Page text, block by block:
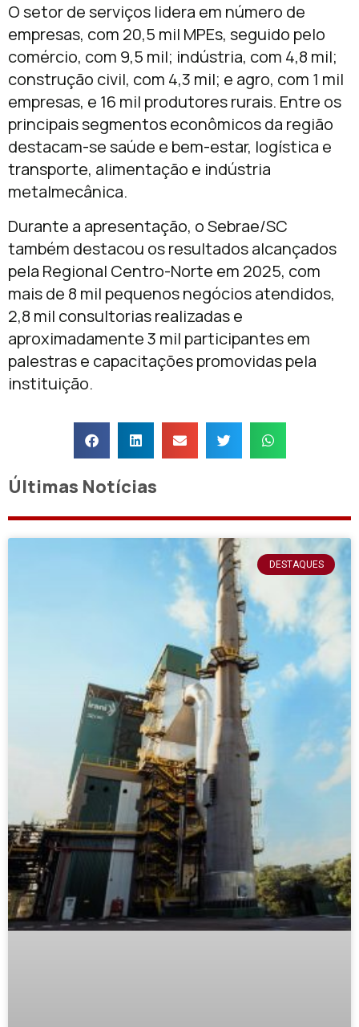
O setor de serviços lidera em número de
empresas, com 20,5 mil MPEs, seguido pelo
comércio, com 9,5 mil; indústria, com 4,8 mil;
construção civil, com 4,3 mil; e agro, com 1 mil
empresas, e 16 mil produtores rurais. Entre os
principais segmentos econômicos da região
destacam-se saúde e bem-estar, logística e
transporte, alimentação e indústria
metalmecânica.
Durante a apresentação, o Sebrae/SC
também destacou os resultados alcançados
pela Regional Centro-Norte em 2025, com
mais de 8 mil pequenos negócios atendidos,
2,8 mil consultorias realizadas e
aproximadamente 3 mil participantes em
palestras e capacitações promovidas pela
instituição.
Últimas Notícias
DESTAQUES